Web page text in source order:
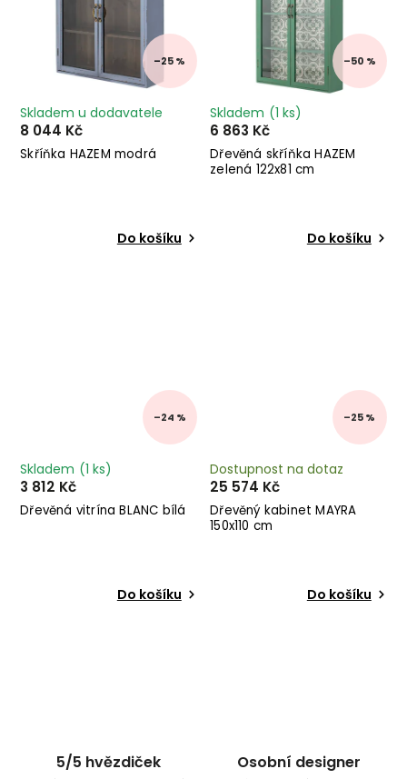
–25 %
Skříňka HAZEM modrá
Skladem u dodavatele
8 044 Kč
Do košíku
–50 %
Dřevěná skříňka HAZEM
zelená 122x81 cm
Skladem (1 ks)
6 863 Kč
Do košíku
–24 %
Dřevěná vitrína BLANC bílá
Skladem (1 ks)
3 812 Kč
Do košíku
–25 %
Dřevěný kabinet MAYRA
150x110 cm
Dostupnost na dotaz
25 574 Kč
Do košíku
5/5 hvězdiček Osobní designer